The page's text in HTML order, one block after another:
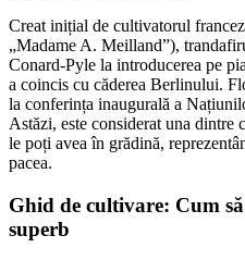
Creat inițial de cultivatorul
„Madame A. Meilland”),
Conard-Pyle la introducerea pe
a coincis cu căderea Berlinului.
la conferința inaugurală a
Astăzi, este considerat una dintre
le poți avea în grădină,
pacea.
Ghid de cultivare: Cum
superb